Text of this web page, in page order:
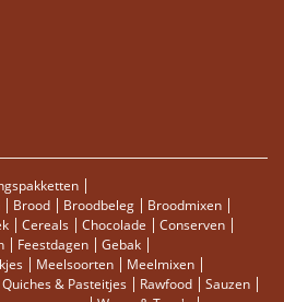
Brood Broodbeleg
Broodmixen
Cereals Chocolade
Conserven
Feestdagen
Gebak
Meelsoorten
Meelmixen
Quiches & Pasteitjes Rawfood
Sauzen